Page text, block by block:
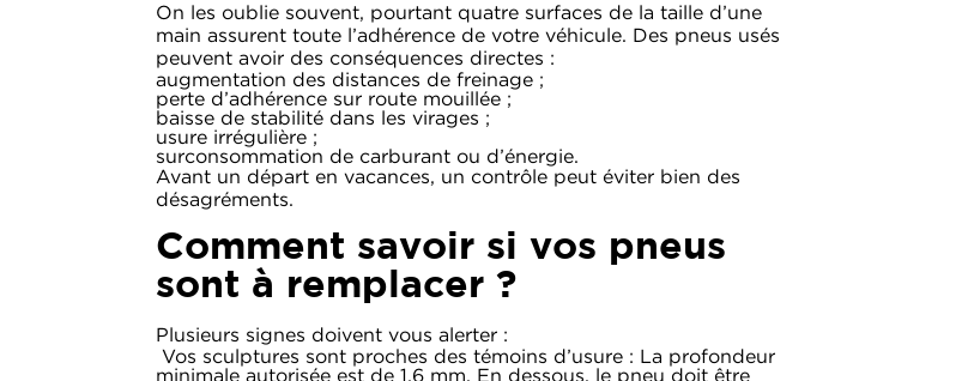
On les oublie souvent, pourtant quatre surfaces de la taille d’une
main assurent toute l’adhérence de votre véhicule. Des pneus usés
peuvent avoir des conséquences directes :
augmentation des distances de freinage ;
perte d’adhérence sur route mouillée ;
baisse de stabilité dans les virages ;
usure irrégulière ;
surconsommation de carburant ou d’énergie.
Avant un départ en vacances, un contrôle peut éviter bien des
désagréments.
Comment savoir si vos pneus
sont à remplacer ?
Plusieurs signes doivent vous alerter :
Vos sculptures sont proches des témoins d’usure : La profondeur
minimale autorisée est de 1,6 mm. En dessous, le pneu doit être